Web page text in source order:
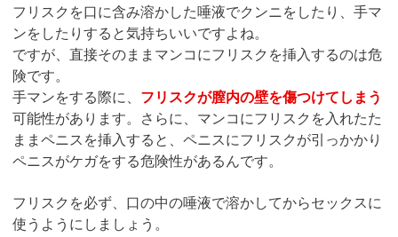
フリスクを口に含み溶かした唾液でクンニをしたり、手マ
ンをしたりすると気持ちいいですよね。
ですが、直接そのままマンコにフリスクを挿入するのは危
険です。
手マンをする際に、 フリスクが膣内の壁を傷つけてしまう
可能性があります。さらに、マンコにフリスクを入れたた
ままペニスを挿入すると、ペニスにフリスクが引っかかり
ペニスがケガをする危険性があるんです。
フリスクを必ず、口の中の唾液で溶かしてからセックスに
使うようにしましょう。